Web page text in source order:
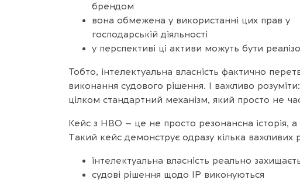
брендом
вона обмежена у використанні цих прав у
господарській діяльності
у перспективі ці активи можуть бути
Тобто, інтелектуальна власність фактично
виконання судового рішення. І важливо
цілком стандартний механізм, який просто не
Кейс з HBO – це не просто резонансна історія,
Такий кейс демонструє одразу кілька важливих
інтелектуальна власність реально
судові рішення щодо IP виконуються